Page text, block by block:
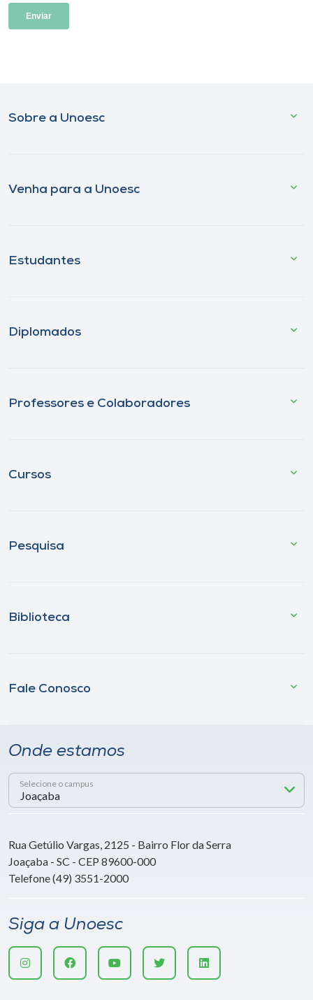
Sobre a Unoesc
Venha para a Unoesc
Estudantes
Diplomados
Professores e Colaboradores
Cursos
Pesquisa
Biblioteca
Fale Conosco
Onde estamos
Selecione o campus
Rua Getúlio Vargas, 2125 - Bairro Flor da Serra
Joaçaba - SC - CEP 89600-000
Telefone (49) 3551-2000
Siga a Unoesc